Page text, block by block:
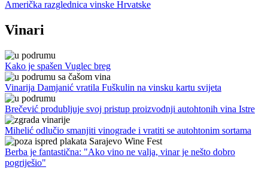
Američka razglednica vinske Hrvatske
Vinari
Kako je spašen Vuglec breg
Vinarija Damjanić vratila Fuškulin na vinsku kartu svijeta
Brečević produbljuje svoj pristup proizvodnji autohtonih vina Istre
Mihelić odlučio smanjiti vinograde i vratiti se autohtonim sortama
Berba je fantastična: "Ako vino ne valja, vinar je nešto dobro
pogriješio"